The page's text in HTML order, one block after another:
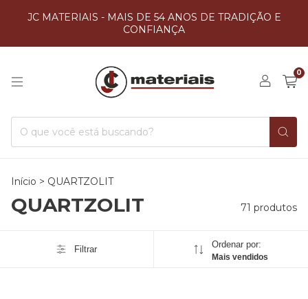
JC MATERIAIS - MAIS DE 54 ANOS DE TRADIÇÃO E
CONFIANÇA
0
Início > QUARTZOLIT
QUARTZOLIT 71 produtos
Filtrar Ordenar por:
Mais vendidos